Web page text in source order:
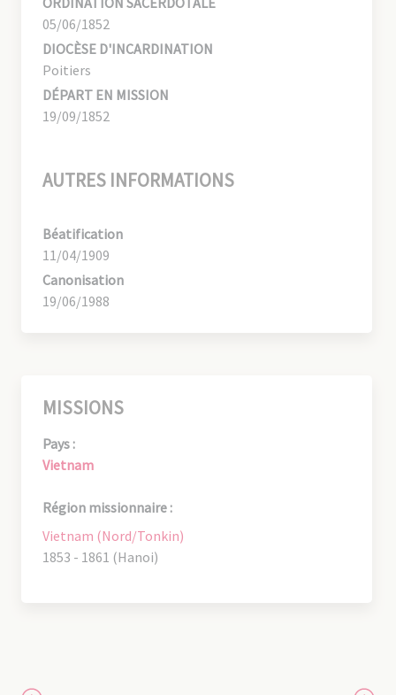
05/06/1852
DIOCÈSE D'INCARDINATION
Poitiers
DÉPART EN MISSION
19/09/1852
AUTRES INFORMATIONS
Béatification
11/04/1909
Canonisation
19/06/1988
MISSIONS
Pays :
Vietnam
Région missionnaire :
Vietnam (Nord/Tonkin)
1853 - 1861 (Hanoi)